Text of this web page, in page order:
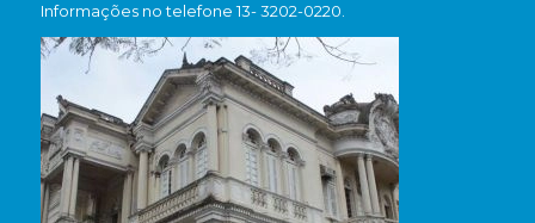
Informações no telefone 13- 3202-0220.